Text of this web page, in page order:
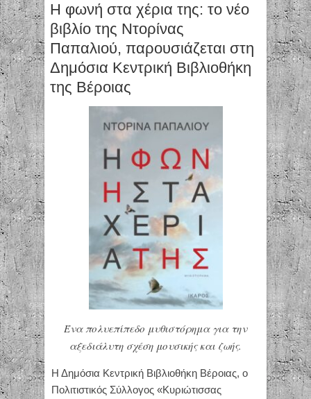
Η φωνή στα χέρια της: το νέο
βιβλίο της Ντορίνας
Παπαλιού, παρουσιάζεται στη
Δημόσια Κεντρική Βιβλιοθήκη
της Βέροιας
Ένα πολυεπίπεδο μυθιστόρημα για την
αξεδιάλυτη σχέση μουσικής και ζωής.
Η Δημόσια Κεντρική Βιβλιοθήκη Βέροιας, ο
Πολιτιστικός Σύλλογος «Κυριώτισσας